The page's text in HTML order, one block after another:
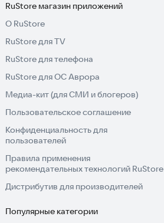
RuStore магазин приложений
О RuStore
RuStore для TV
RuStore для телефона
RuStore для ОС Аврора
Медиа-кит (для СМИ и блогеров)
Пользовательское соглашение
Конфиденциальность для
пользователей
Правила применения
рекомендательных технологий RuStore
Дистрибутив для производителей
Популярные категории